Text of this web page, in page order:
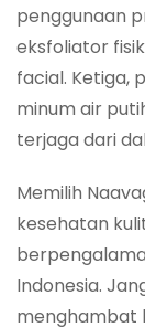
penggunaan
eksfoliator
facial. Ketiga,
minum air
terjaga dari
Memilih
kesehatan
Indonesia.
menghambat